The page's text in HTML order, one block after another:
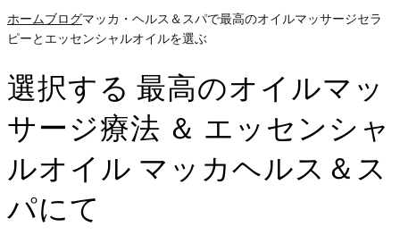
ホームブログマッカ・ヘルス＆スパで最高のオイルマッサージセラ
ピーとエッセンシャルオイルを選ぶ
選択する 最高のオイルマッ
サージ療法 ＆ エッセンシャ
ルオイル マッカヘルス＆ス
パにて